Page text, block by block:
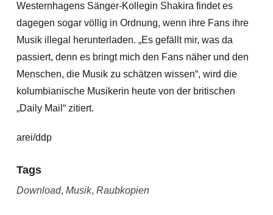
Westernhagens Sänger-Kollegin Shakira findet es
dagegen sogar völlig in Ordnung, wenn ihre Fans ihre
Musik illegal herunterladen. „Es gefällt mir, was da
passiert, denn es bringt mich den Fans näher und den
Menschen, die Musik zu schätzen wissen“, wird die
kolumbianische Musikerin heute von der britischen
„Daily Mail“ zitiert.
arei/ddp
Tags
Download, Musik, Raubkopien